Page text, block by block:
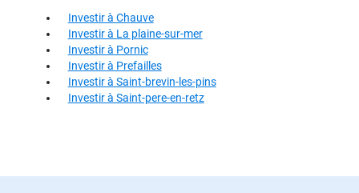
Investir à Chauve
Investir à La plaine-sur-mer
Investir à Pornic
Investir à Prefailles
Investir à Saint-brevin-les-pins
Investir à Saint-pere-en-retz